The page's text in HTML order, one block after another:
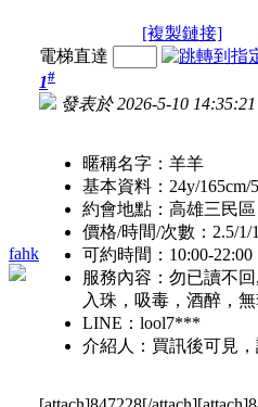
[複製鏈接]
fahk
電梯直達
1#
發表於 2026-5-10 14:35:21
暱稱名字：羊羊
基本資料：24y/165cm/
約會地點：高雄三民
價格/時間/次數：2.5/1/
可約時間：10:00-
服務內容：勿已讀不
入珠，吸毒，酒醉，
LINE：lool7***
介紹人：買訊後可見